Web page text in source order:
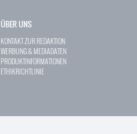
ÜBER UNS
KONTAKT ZUR REDAKTION
WERBUNG & MEDIADATEN
PRODUKTINFORMATIONEN
ETHIKRICHTLINIE